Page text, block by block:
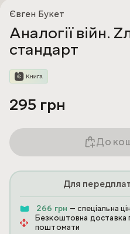
Євген Букет
Аналогії війн.
стандарт
295 грн
До
Для
266 грн — спеціальна
Безкоштовна доставка
поштомати